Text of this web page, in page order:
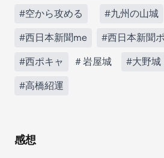
#空から攻める #九州の山城
#西日本新聞me #西日本新聞
#西ポキャ ＃岩屋城 #大野城
#高橋紹運
感想